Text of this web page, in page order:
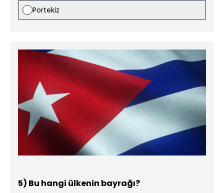
Portekiz
5) Bu hangi ülkenin bayrağı?